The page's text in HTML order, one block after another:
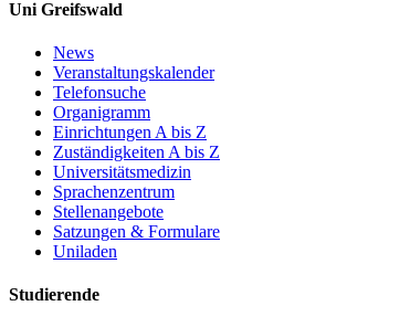
Uni Greifswald
News
Veranstaltungskalender
Telefonsuche
Organigramm
Einrichtungen A bis Z
Zuständigkeiten A bis Z
Universitätsmedizin
Sprachenzentrum
Stellenangebote
Satzungen & Formulare
Uniladen
Studierende